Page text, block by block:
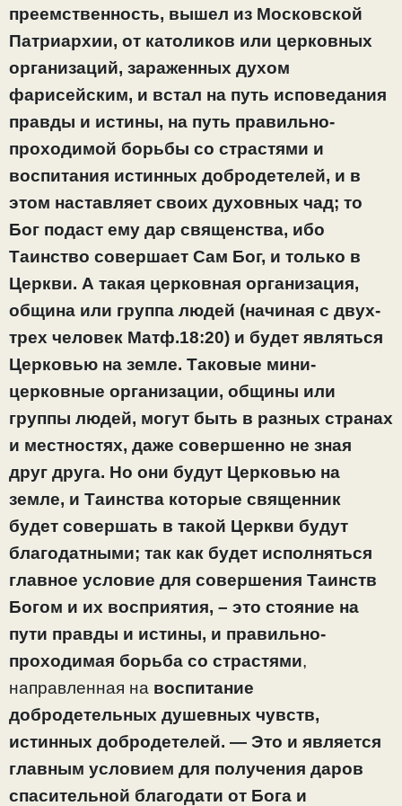
преемственность, вышел из Московской
Патриархии, от католиков или церковных
организаций, зараженных духом
фарисейским, и встал на путь исповедания
правды и истины, на путь правильно-
проходимой борьбы со страстями и
воспитания истинных добродетелей, и в
этом наставляет своих духовных чад; то
Бог подаст ему дар священства, ибо
Таинство совершает Сам Бог, и только в
Церкви. А такая церковная организация,
община или группа людей (начиная с двух-
трех человек Матф.18:20) и будет являться
Церковью на земле. Таковые мини-
церковные организации, общины или
группы людей, могут быть в разных странах
и местностях, даже совершенно не зная
друг друга. Но они будут Церковью на
земле, и Таинства которые священник
будет совершать в такой Церкви будут
благодатными; так как будет исполняться
главное условие для совершения Таинств
Богом и их восприятия, – это стояние на
пути правды и истины, и правильно-
проходимая борьба со страстями,
направленная на воспитание
добродетельных душевных чувств,
истинных добродетелей. — Это и является
главным условием для получения даров
спасительной благодати от Бога и